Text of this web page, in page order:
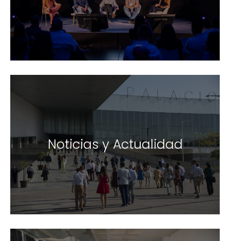
Noticias y Actualidad